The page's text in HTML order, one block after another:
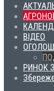
ВІДЕО
РИНОК